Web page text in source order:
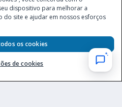
LTDA (CNPJ 52.868.380/0001-84), com
Lima, nº 4.055, 3º andar, Itaim Bibi, no
Paulo, CEP 04538-133, Brasil - empresa
da Fazenda, conforme Portaria nº
no DOU em 11.2.2025.
dispositivo para melhorar a
do site e ajudar em nossos esforços
de cookies
os cookies